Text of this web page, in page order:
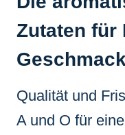
Zutaten für
Qualität und
A und O für